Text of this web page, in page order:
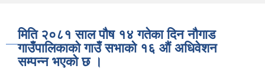
मिति २०८१ साल पौष १४ गतेका दिन नौगाड
गाउँपालिकाको गाउँ सभाको १६ औं अधिवेशन
सम्पन्न भएको छ ।